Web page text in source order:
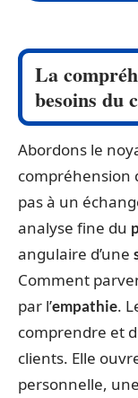
La
besoins du
Abordons le
compréhension
pas à un
analyse fine du
angulaire d’une
Comment
par l’empathie.
comprendre et
clients. Elle
personnelle,